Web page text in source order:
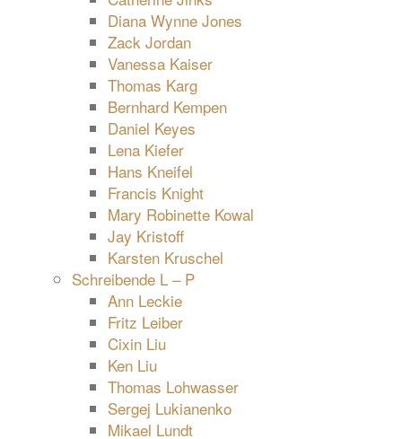
Diana Wynne Jones
Zack Jordan
Vanessa Kaiser
Thomas Karg
Bernhard Kempen
Daniel Keyes
Lena Kiefer
Hans Kneifel
Francis Knight
Mary Robinette Kowal
Jay Kristoff
Karsten Kruschel
Schreibende L – P
Ann Leckie
Fritz Leiber
Cixin Liu
Ken Liu
Thomas Lohwasser
Sergej Lukianenko
Mikael Lundt